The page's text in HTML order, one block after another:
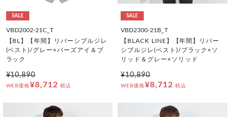
SALE
VBD2002-21C_T
【BL】【年間】リバーシブルジレ
(ベスト)/グレー×バーズアイ＆ブ
ラック
¥10,890
WEB価格¥8,712 税込
SALE
VBD2300-21B_T
【BLACK LINE】【年間】リバー
シブルジレ(ベスト)/ブラック×ソ
リッド＆グレー×ソリッド
¥10,890
WEB価格¥8,712 税込